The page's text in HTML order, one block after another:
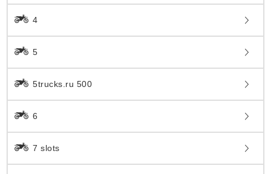
4
5
5trucks.ru 500
6
7 slots